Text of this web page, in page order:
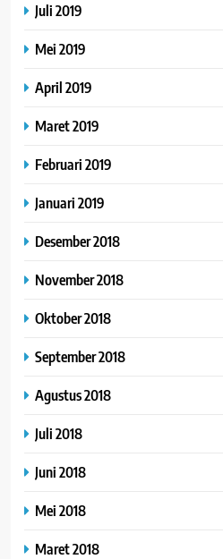
Juli 2019
Mei 2019
April 2019
Maret 2019
Februari 2019
Januari 2019
Desember 2018
November 2018
Oktober 2018
September 2018
Agustus 2018
Juli 2018
Juni 2018
Mei 2018
Maret 2018